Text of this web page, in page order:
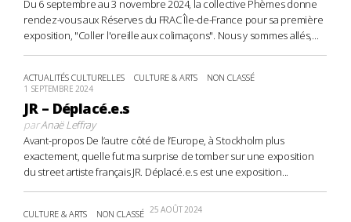
Du 6 septembre au 3 novembre 2024, la collective Phèmes donne
rendez-vous aux Réserves du FRAC Île-de-France pour sa première
exposition, "Coller l'oreille aux colimaçons". Nous y sommes allés,...
ACTUALITÉS CULTURELLES CULTURE & ARTS NON CLASSÉ
1 SEPTEMBRE 2024
JR – Déplacé.e.s
parAnaë Leffray
Avant-propos De l’autre côté de l’Europe, à Stockholm plus
exactement, quelle fut ma surprise de tomber sur une exposition
du street artiste français JR. Déplacé.e.s est une exposition...
CULTURE & ARTS NON CLASSÉ 25 AOÛT 2024